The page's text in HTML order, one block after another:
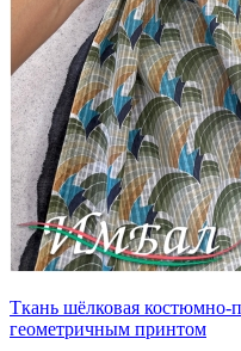
Ткань шёлковая костюмно-
геометричным принтом